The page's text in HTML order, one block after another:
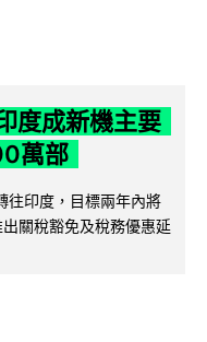
度成新機主要
萬部
印度，目標兩年內將
關稅豁免及稅務優惠延